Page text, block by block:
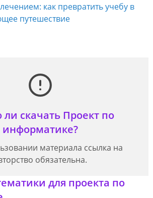
как превратить учебу в
путешествие
скачать Проект по
информатике?
материала ссылка на
обязательна.
для проекта по